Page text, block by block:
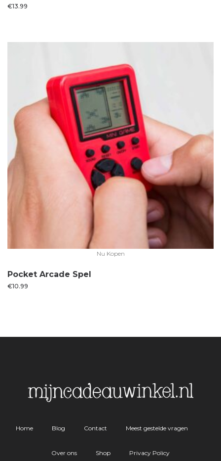
€13.99
Nu Kopen
Pocket Arcade Spel
€10.99
Home Blog Contact Meest gestelde vragen
Over ons Shop Privacy Policy